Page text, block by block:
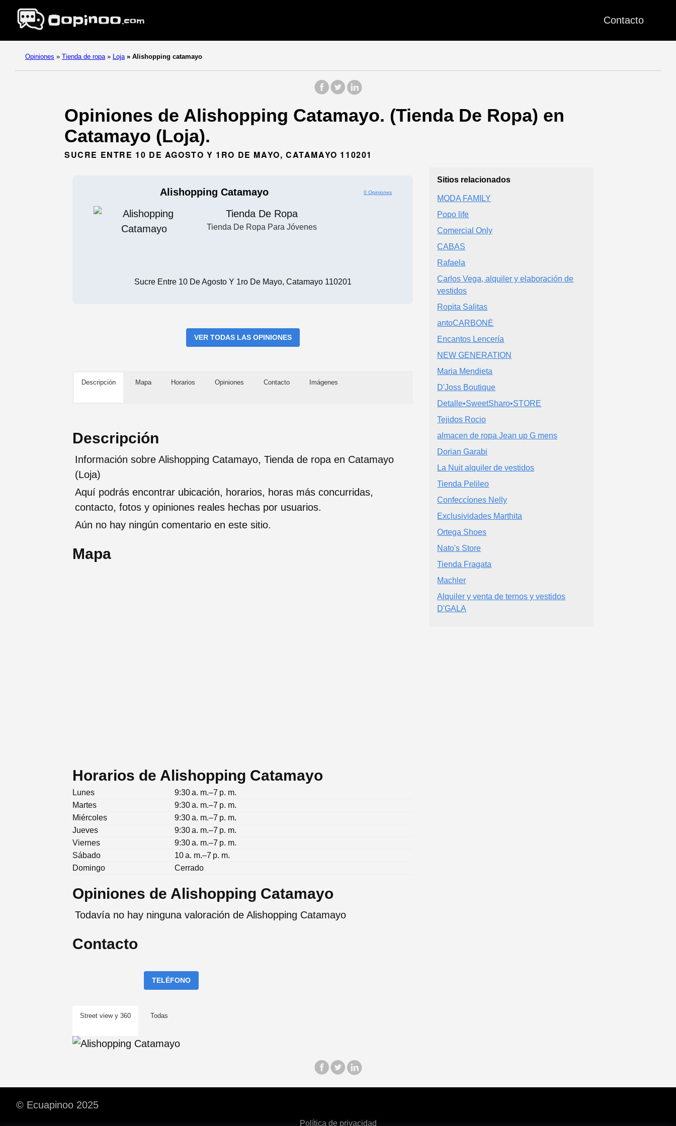
Contacto
Opiniones » Tienda de ropa » Loja » Alishopping catamayo
Opiniones de Alishopping Catamayo. (Tienda De Ropa) en
Catamayo (Loja).
SUCRE ENTRE 10 DE AGOSTO Y 1RO DE MAYO, CATAMAYO 110201
Alishopping Catamayo 0 Opiniones
Tienda De Ropa
Tienda De Ropa Para Jóvenes
Sucre Entre 10 De Agosto Y 1ro De Mayo, Catamayo 110201
VER TODAS LAS OPINIONES
Descripción Mapa Horarios Opiniones Contacto Imágenes
Descripción
Información sobre Alishopping Catamayo, Tienda de ropa en Catamayo
(Loja)
Aquí podrás encontrar ubicación, horarios, horas más concurridas,
contacto, fotos y opiniones reales hechas por usuarios.
Aún no hay ningún comentario en este sitio.
Mapa
Horarios de Alishopping Catamayo
Lunes
9:30 a. m.–7 p. m.
Martes
9:30 a. m.–7 p. m.
Miércoles
9:30 a. m.–7 p. m.
Jueves
9:30 a. m.–7 p. m.
Viernes
9:30 a. m.–7 p. m.
Sábado
10 a. m.–7 p. m.
Domingo
Cerrado
Opiniones de Alishopping Catamayo
Todavía no hay ninguna valoración de Alishopping Catamayo
Contacto
TELÉFONO
Street view y 360 Todas
Sitios relacionados
MODA FAMILY
Popo life
Comercial Only
CABAS
Rafaela
Carlos Vega, alquiler y elaboración de
vestidos
Ropita Salitas
antoCARBONĖ
Encantos Lencería
NEW GENERATION
Maria Mendieta
D'Joss Boutique
Detalle•SweetSharo•STORE
Tejidos Rocio
almacen de ropa Jean up G mens
Dorian Garabi
La Nuit alquiler de vestidos
Tienda Pelileo
Confeccíones Nelly
Exclusividades Marthita
Ortega Shoes
Nato's Store
Tienda Fragata
Machler
Alquiler y venta de ternos y vestidos
D'GALA
© Ecuapinoo 2025
Política de privacidad